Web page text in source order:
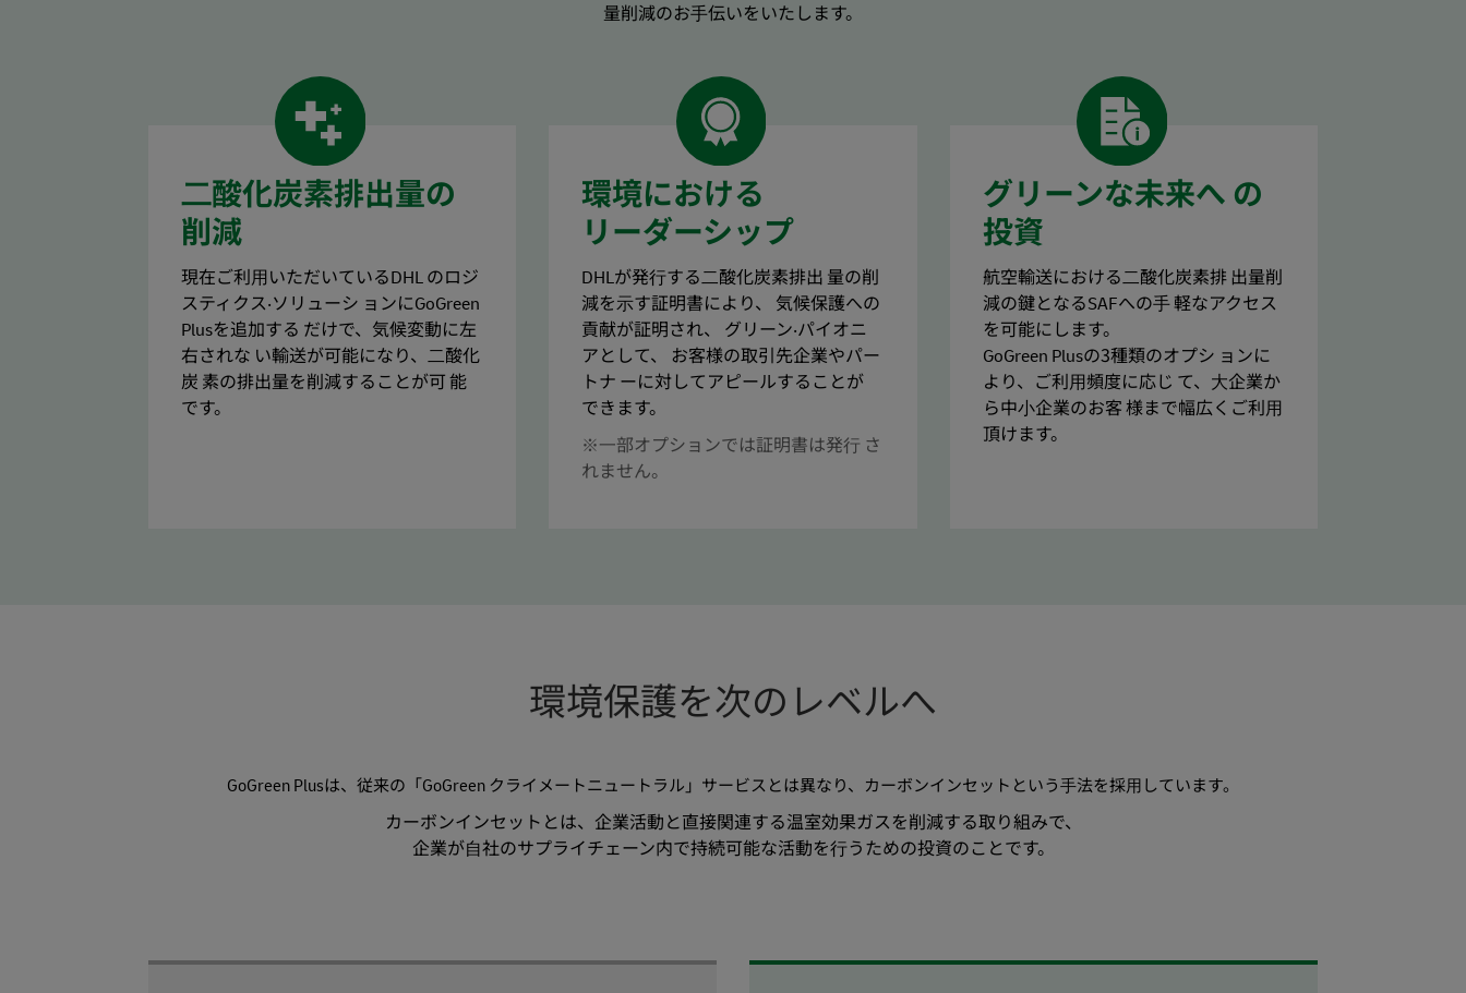
量削減のお⼿伝いをいたします。
⼆酸化炭素排出量の
削減
現在ご利⽤いただいているDHL のロジ
スティクス‧ソリューシ ョンにGoGreen
Plusを追加する だけで、気候変動に左
右されな い輸送が可能になり、⼆酸化
炭 素の排出量を削減することが可 能
です。
環境における
リーダーシップ
DHLが発⾏する⼆酸化炭素排出 量の削
減を⽰す証明書により、 気候保護への
貢献が証明され、 グリーン‧パイオニ
アとして、 お客様の取引先企業やパー
トナ ーに対してアピールすることが
できます。
※⼀部オプションでは証明書は発⾏ さ
れません。
グリーンな未来へ の
投資
航空輸送における⼆酸化炭素排 出量削
減の鍵となるSAFへの⼿ 軽なアクセス
を可能にします。
GoGreen Plusの3種類のオプシ ョンに
より、ご利⽤頻度に応じ て、⼤企業か
ら中⼩企業のお客 様まで幅広くご利⽤
頂けます。
環境保護を次のレベルへ
GoGreen Plusは、従来の「GoGreen クライメートニュートラル」サービスとは異なり、カーボンインセットという⼿法を採⽤しています。
カーボンインセットとは、企業活動と直接関連する温室効果ガスを削減する取り組みで、
企業が⾃社のサプライチェーン内で持続可能な活動を⾏うための投資のことです。